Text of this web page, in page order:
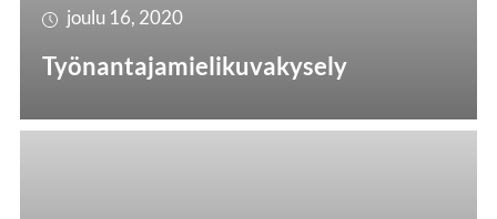
joulu 16, 2020
Työnantajamielikuvakysely